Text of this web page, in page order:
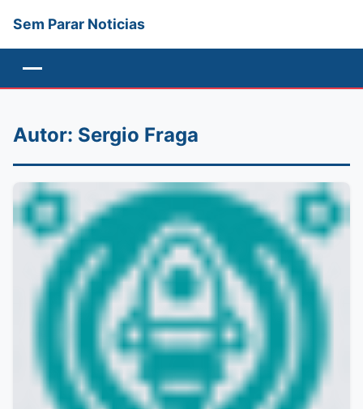
Sem Parar Noticias
Autor: Sergio Fraga